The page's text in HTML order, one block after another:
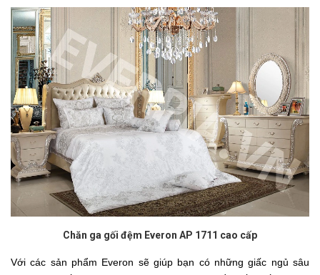
Chăn ga gối đệm Everon AP 1711 cao cấp
Với các sản phẩm Everon sẽ giúp bạn có những giấc ngủ sâu